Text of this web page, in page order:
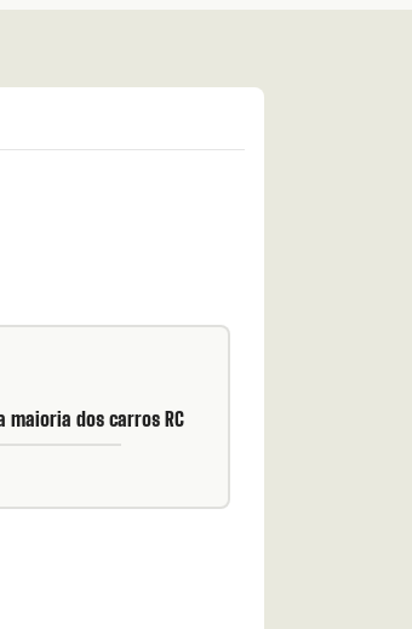
maioria dos carros RC